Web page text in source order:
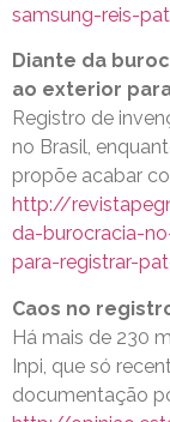
samsung-reis-
Diante da
ao exterior
Registro de
no Brasil,
propõe acabar
http://
da-burocracia-
para-registrar-
Caos no
Há mais de 230
Inpi, que só
documentação